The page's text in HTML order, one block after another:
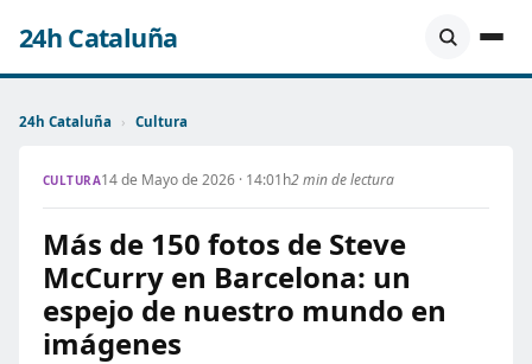
24h Cataluña
24h Cataluña › Cultura
CULTURA14 de Mayo de 2026 · 14:01h2 min de lectura
Más de 150 fotos de Steve
McCurry en Barcelona: un
espejo de nuestro mundo en
imágenes